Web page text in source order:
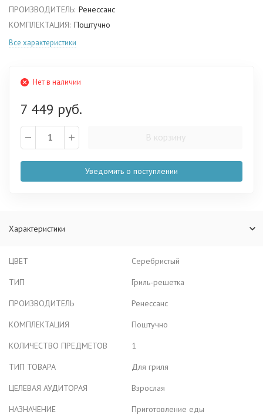
ПРОИЗВОДИТЕЛЬ: Ренессанс
КОМПЛЕКТАЦИЯ: Поштучно
Все характеристики
Нет в наличии
7 449 руб.
В корзину
Уведомить о поступлении
Характеристики
ЦВЕТ
Серебристый
ТИП
Гриль-решетка
ПРОИЗВОДИТЕЛЬ
Ренессанс
КОМПЛЕКТАЦИЯ
Поштучно
КОЛИЧЕСТВО ПРЕДМЕТОВ
1
ТИП ТОВАРА
Для гриля
ЦЕЛЕВАЯ АУДИТОРАЯ
Взрослая
НАЗНАЧЕНИЕ
Приготовление еды